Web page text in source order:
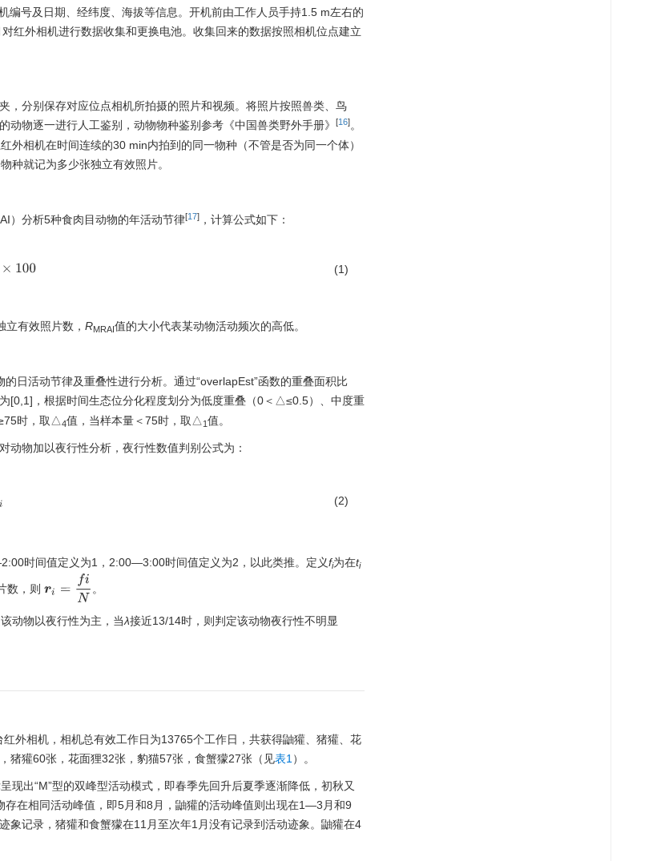
号及日期、经纬度、海拔等信息。开机前由工作人员手持1.5 m左右的
红外相机进行数据收集和更换电池。收集回来的数据按照相机位点建立
，分别保存对应位点相机所拍摄的照片和视频。将照片按照兽类、鸟
物逐一进行人工鉴别，动物物种鉴别参考《中国兽类野外手册》
[16]。
相机在时间连续的30 min内拍到的同一物种（不管是否为同一个体）
种就记为多少张独立有效照片。
）分析5种食肉目动物的年活动节律[17] ，计算公式如下：
(1)
立有效照片数， RMRAI值的大小代表某动物活动频次的高低。
日活动节律及重叠性进行分析。通过“overlapEst”函数的重叠面积比
[0,1]，根据时间生态位分化程度划分为低度重叠（0＜△≤0.5）、中度重
时，取△4值，当样本量＜75时，取△ 1值。
动物加以夜行性分析，夜行性数值判别公式为：
(2)
时间值定义为1，2:00—3:00时间值定义为2，以此类推。定义fi为在ti
数，则 。
动物以夜行性为主，当λ接近13/14时，则判定该动物夜行性不明显
外相机，相机总有效工作日为13765个工作日，共获得鼬獾、猪獾、花
猪獾60张，花面狸32张，豹猫57张，食蟹獴27张（见表1 ）。
出“M”型的双峰型活动模式，即春季先回升后夏季逐渐降低，初秋又
在相同活动峰值，即5月和8月，鼬獾的活动峰值则出现在1—3月和9
象记录，猪獾和食蟹獴在11月至次年1月没有记录到活动迹象。鼬獾在4